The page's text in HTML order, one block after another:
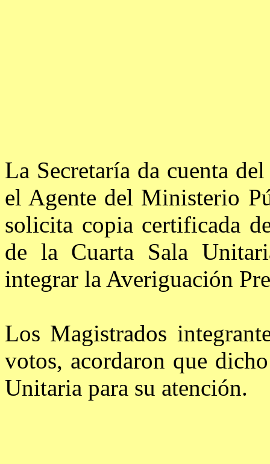
La Secretaría da cuenta
el Agente del Ministerio
solicita copia certificada
de la Cuarta Sala
integrar la Averiguación
Los Magistrados
votos, acordaron que
Unitaria para su atención.